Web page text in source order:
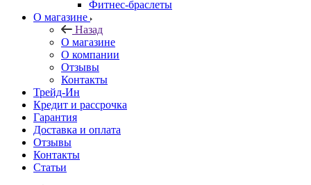
Фитнес-браслеты
О магазине
Назад
О магазине
О компании
Отзывы
Контакты
Трейд-Ин
Кредит и рассрочка
Гарантия
Доставка и оплата
Отзывы
Контакты
Статьи